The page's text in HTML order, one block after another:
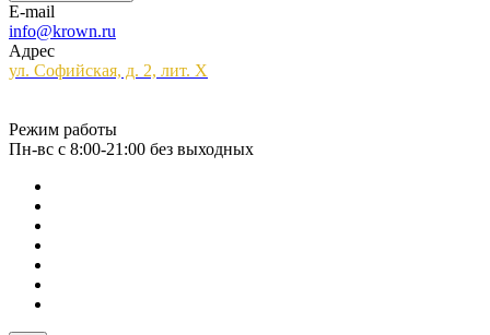
E-mail
info@krown.ru
Адрес
ул. Софийская, д. 2, лит. Х
Режим работы
Пн-вс с 8:00-21:00 без выходных